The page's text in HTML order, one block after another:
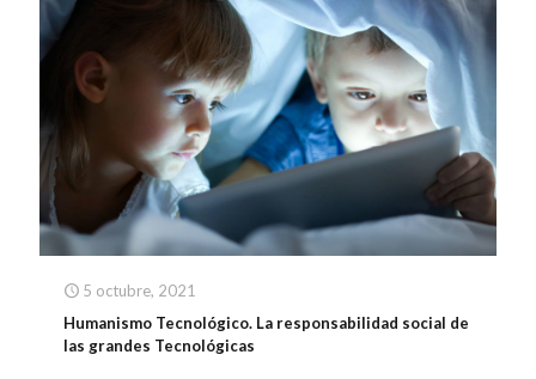
5 octubre, 2021
Humanismo Tecnológico. La responsabilidad social de
las grandes Tecnológicas